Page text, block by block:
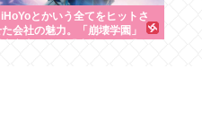
とかいう全てをヒットさ
会社の魅力。「崩壊学園」